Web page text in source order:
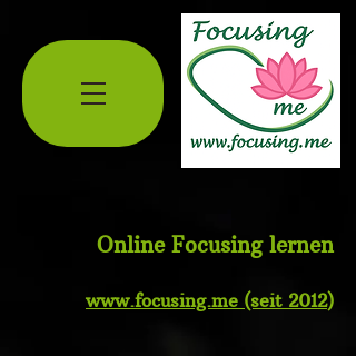
Online Focusing lernen
www.focusing.me (seit 2012)